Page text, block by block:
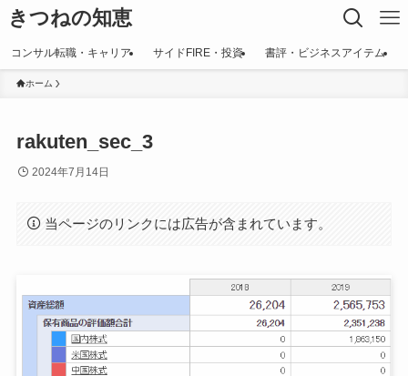
きつねの知恵
コンサル転職・キャリア サイドFIRE・投資 書評・ビジネスアイテム
ホーム
rakuten_sec_3
2024年7月14日
当ページのリンクには広告が含まれています。